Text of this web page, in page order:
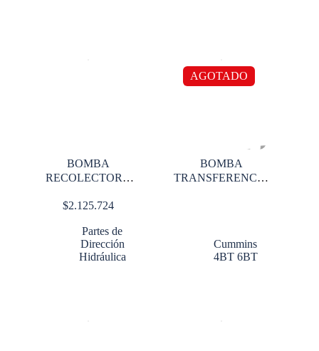
BOMBA
RECOLECTORA
DE BASURA
$2.125.724
Partes de
Dirección
Hidráulica
AGOTADO
BOMBA
TRANSFERENCIA
Cummins
4BT 6BT